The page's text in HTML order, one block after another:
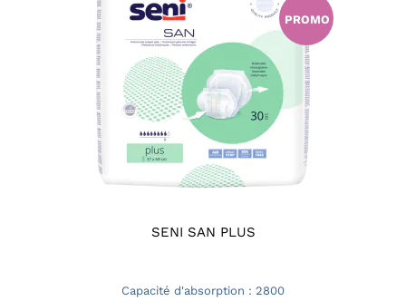
SENI SAN PLUS
Capacité d'absorption : 2800
PROMO